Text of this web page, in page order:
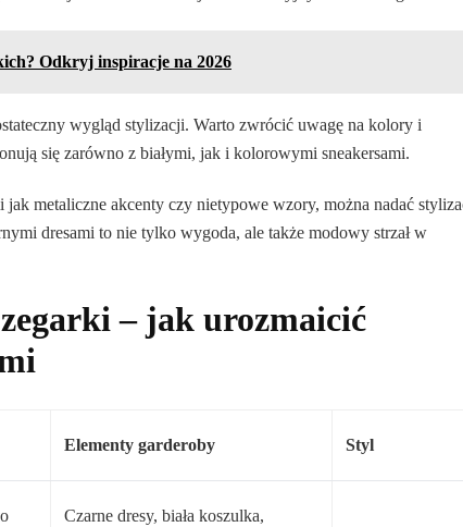
Odkryj inspiracje na 2026
wygląd stylizacji. Warto zwrócić uwagę na kolory i
się zarówno z białymi, jak i kolorowymi sneakersami.
metaliczne akcenty czy nietypowe wzory, można nadać
dresami to nie tylko wygoda, ale także modowy strzał w
– jak urozmaicić
Elementy garderoby Styl
Czarne dresy, biała koszulka,